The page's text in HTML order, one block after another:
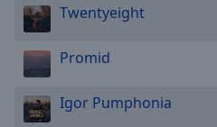
Twentyeight
Promid
Igor Pumphonia